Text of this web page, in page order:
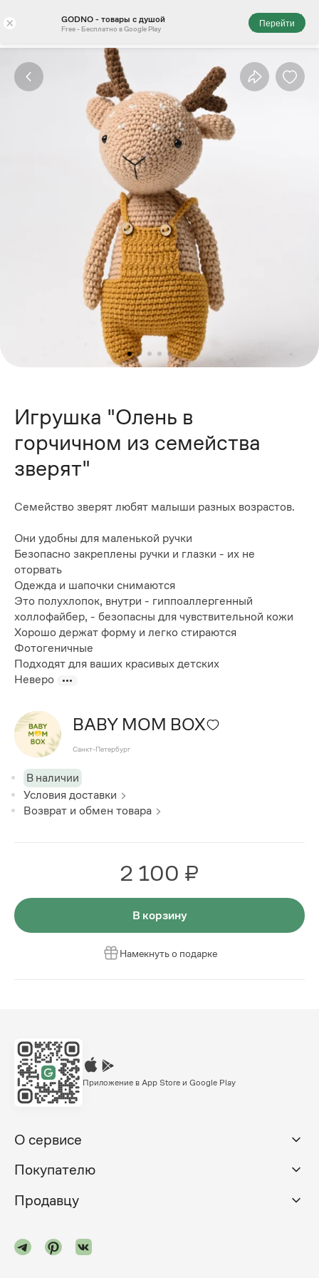
× GODNO - товары с душой
Free - Бесплатно в Google Play
Перейти
Игрушка "Олень в
горчичном из семейства
зверят"
Семейство зверят любят малыши разных возрастов.
Они удобны для маленькой ручки
Безопасно закреплены ручки и глазки - их не
оторвать
Одежда и шапочки снимаются
Это полухлопок, внутри - гиппоаллергенный
холлофайбер, - безопасны для чувствительной кожи
Хорошо держат форму и легко стираются
Фотогеничные
Подходят для ваших красивых детских
Неверо
BABY MOM BOX
Санкт-Петербург
В наличии
Условия доставки
Возврат и обмен товара
2 100 ₽
В корзину
Намекнуть о подарке
Приложение в App Store и Google Play
О сервисе
Покупателю
Продавцу